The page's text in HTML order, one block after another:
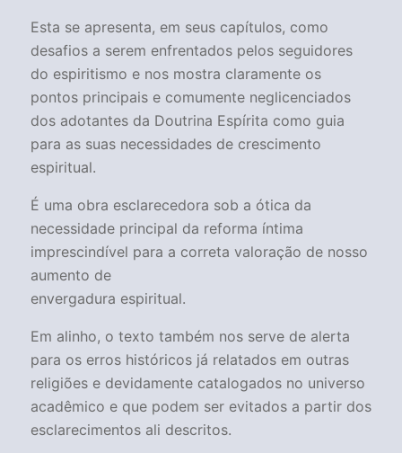
Esta se apresenta, em seus capítulos, como
desafios a serem enfrentados pelos seguidores
do espiritismo e nos mostra claramente os
pontos principais e comumente neglicenciados
dos adotantes da Doutrina Espírita como guia
para as suas necessidades de crescimento
espiritual.
É uma obra esclarecedora sob a ótica da
necessidade principal da reforma íntima
imprescindível para a correta valoração de nosso
aumento de
envergadura espiritual.
Em alinho, o texto também nos serve de alerta
para os erros históricos já relatados em outras
religiões e devidamente catalogados no universo
acadêmico e que podem ser evitados a partir dos
esclarecimentos ali descritos.